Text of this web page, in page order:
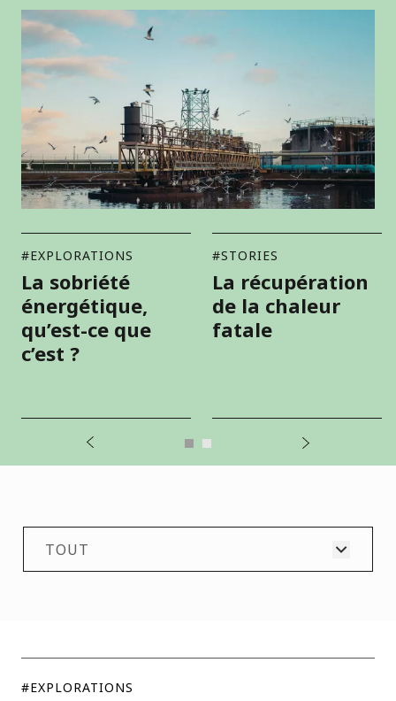
#EXPLORATIONS
La sobriété
énergétique,
qu’est-ce que
c’est ?
#STORIES
La récupération
de la chaleur
fatale
TOUT
#STORIES
#EXPLORATIONS